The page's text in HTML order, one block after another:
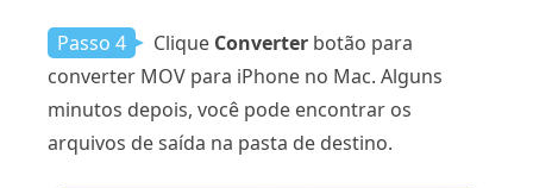
Passo 4 Clique Converter botão para
converter MOV para iPhone no Mac. Alguns
minutos depois, você pode encontrar os
arquivos de saída na pasta de destino.